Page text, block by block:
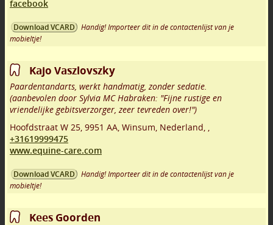
facebook
Download VCARD
Handig! Importeer dit in de contactenlijst van je
mobieltje!
Kajo Vaszlovszky
Paardentandarts, werkt handmatig, zonder sedatie.
(aanbevolen door Sylvia MC Habraken: "Fijne rustige en
vriendelijke gebitsverzorger, zeer tevreden over!")
Hoofdstraat W 25 9951 AA Winsum Nederland,
+31619999475
www.equine-care.com
Download VCARD
Handig! Importeer dit in de contactenlijst van je
mobieltje!
Kees Goorden